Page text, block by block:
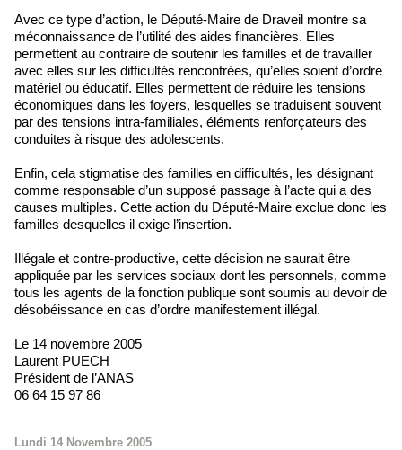
Avec ce type d’action, le Député-Maire de Draveil montre sa
méconnaissance de l’utilité des aides financières. Elles
permettent au contraire de soutenir les familles et de travailler
avec elles sur les difficultés rencontrées, qu’elles soient d’ordre
matériel ou éducatif. Elles permettent de réduire les tensions
économiques dans les foyers, lesquelles se traduisent souvent
par des tensions intra-familiales, éléments renforçateurs des
conduites à risque des adolescents.
Enfin, cela stigmatise des familles en difficultés, les désignant
comme responsable d’un supposé passage à l’acte qui a des
causes multiples. Cette action du Député-Maire exclue donc les
familles desquelles il exige l’insertion.
Illégale et contre-productive, cette décision ne saurait être
appliquée par les services sociaux dont les personnels, comme
tous les agents de la fonction publique sont soumis au devoir de
désobéissance en cas d’ordre manifestement illégal.
Le 14 novembre 2005
Laurent PUECH
Président de l’ANAS
06 64 15 97 86
Lundi 14 Novembre 2005